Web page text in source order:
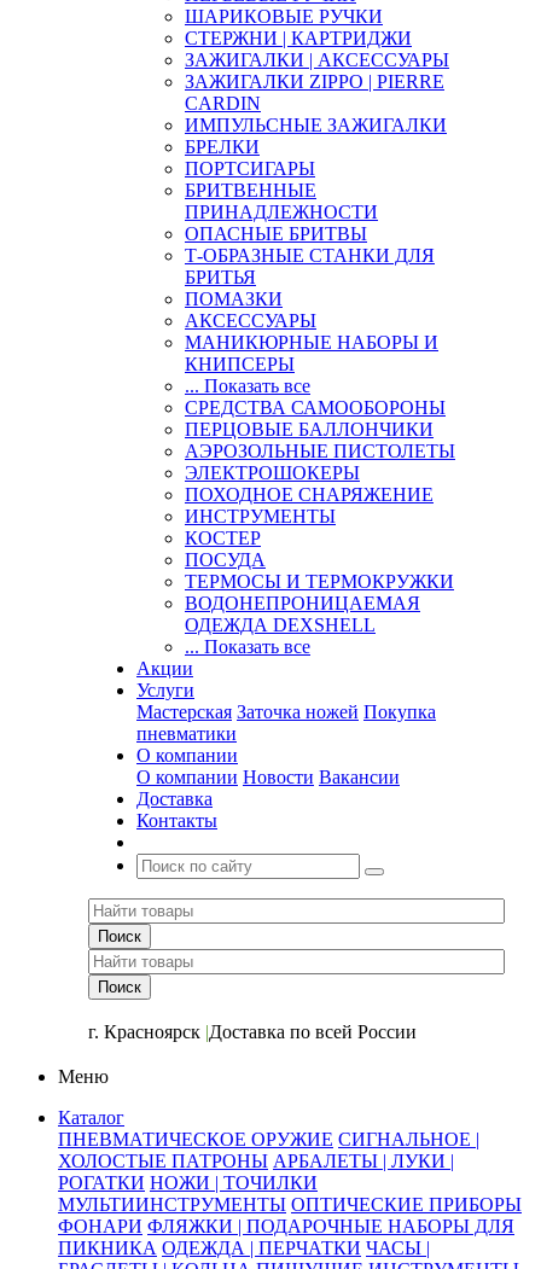
ШАРИКОВЫЕ РУЧКИ
СТЕРЖНИ | КАРТРИДЖИ
ЗАЖИГАЛКИ | АКСЕССУАРЫ
ЗАЖИГАЛКИ ZIPPO | PIERRE
CARDIN
ИМПУЛЬСНЫЕ ЗАЖИГАЛКИ
БРЕЛКИ
ПОРТСИГАРЫ
БРИТВЕННЫЕ
ПРИНАДЛЕЖНОСТИ
ОПАСНЫЕ БРИТВЫ
Т-ОБРАЗНЫЕ СТАНКИ ДЛЯ
БРИТЬЯ
ПОМАЗКИ
АКСЕССУАРЫ
МАНИКЮРНЫЕ НАБОРЫ И
КНИПСЕРЫ
... Показать все
СРЕДСТВА САМООБОРОНЫ
ПЕРЦОВЫЕ БАЛЛОНЧИКИ
АЭРОЗОЛЬНЫЕ ПИСТОЛЕТЫ
ЭЛЕКТРОШОКЕРЫ
ПОХОДНОЕ СНАРЯЖЕНИЕ
ИНСТРУМЕНТЫ
КОСТЕР
ПОСУДА
ТЕРМОСЫ И ТЕРМОКРУЖКИ
ВОДОНЕПРОНИЦАЕМАЯ
ОДЕЖДА DEXSHELL
... Показать все
Акции
Услуги
Мастерская Заточка ножей Покупка
пневматики
О компании
О компании Новости Вакансии
Доставка
Контакты
г. Красноярск |Доставка по всей России
Меню
Каталог
ПНЕВМАТИЧЕСКОЕ ОРУЖИЕ СИГНАЛЬНОЕ |
ХОЛОСТЫЕ ПАТРОНЫ АРБАЛЕТЫ | ЛУКИ |
РОГАТКИ НОЖИ | ТОЧИЛКИ
МУЛЬТИИНСТРУМЕНТЫ ОПТИЧЕСКИЕ ПРИБОРЫ
ФОНАРИ ФЛЯЖКИ | ПОДАРОЧНЫЕ НАБОРЫ ДЛЯ
ПИКНИКА ОДЕЖДА | ПЕРЧАТКИ ЧАСЫ |